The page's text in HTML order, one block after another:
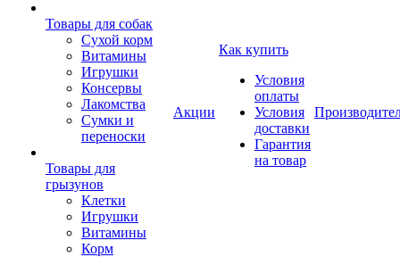
Товары для собак
Cухой корм
Витамины
Игрушки
Консервы
Лакомства
Сумки и
переноски
Товары для
грызунов
Клетки
Игрушки
Витамины
Корм
Акции
Как купить
Условия
оплаты
Условия
доставки
Гарантия
на товар